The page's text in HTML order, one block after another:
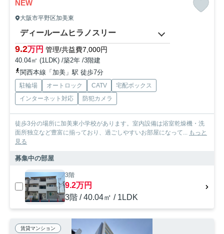
NEW
大阪市平野区加美東
ディールームヒラノスリー
9.2万円 管理/共益費7,000円
40.04㎡ (1LDK) /築2年 /3階建
関西本線「加美」駅 徒歩7分
駐輪場 オートロック CATV
宅配ボックス
インターネット対応
防犯カメラ
徒歩3分の場所に加美東小学校があります。室内設備は浴室乾燥機・洗
面所独立など豊富に揃っており、過ごしやすいお部屋になって... もっと
見る
募集中の部屋
3階
9.2万円
3階 / 40.04㎡ / 1LDK
賃貸マンション